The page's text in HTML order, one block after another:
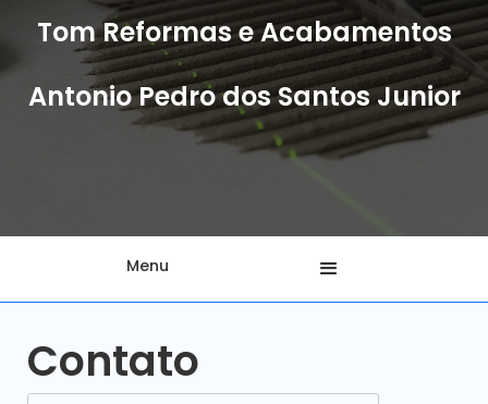
Tom Reformas e Acabamentos
Antonio Pedro dos Santos Junior
Menu
Contato